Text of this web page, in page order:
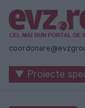
Știri
naționale
internaționale
▼ Proiecte